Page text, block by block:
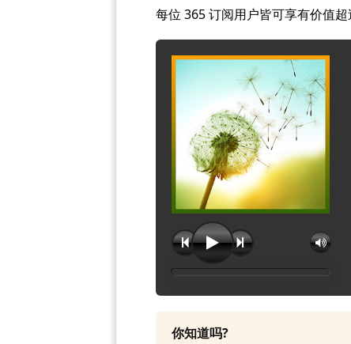
每位 365 订阅用户皆可享有价值
你知道吗?